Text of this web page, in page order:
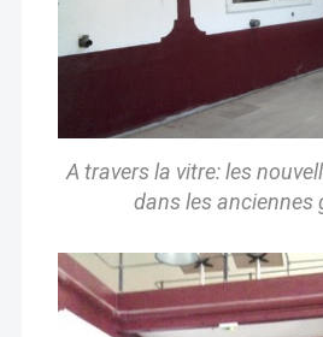
A travers la vitre: les
dans les anciennes